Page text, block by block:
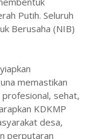
Putih. Seluruh
Berusaha (NIB)
memastikan
sehat,
KDKMP
desa,
perputaran